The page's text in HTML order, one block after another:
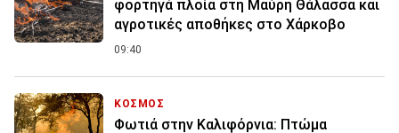
φορτηγά πλοία στη Μαύρη Θάλασσα και
αγροτικές αποθήκες στο Χάρκοβο
09:40
ΚΟΣΜΟΣ
Φωτιά στην Καλιφόρνια: Πτώμα